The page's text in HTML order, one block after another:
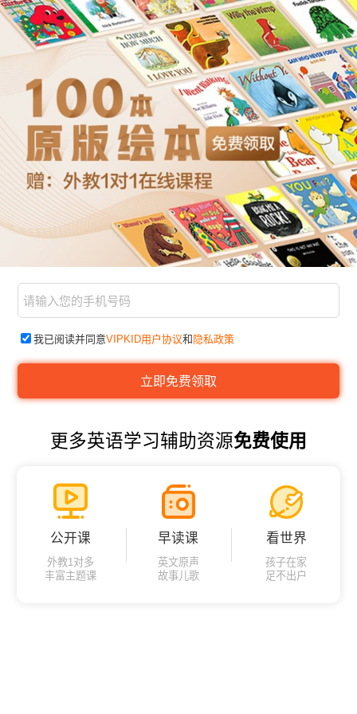
我已阅读并同意VIPKID用户协议和 隐私政策
更多英语学习辅助资源免费使用
公开课
外教1对多
丰富主题课
早读课
英文原声
故事儿歌
看世界
孩子在家
足不出户